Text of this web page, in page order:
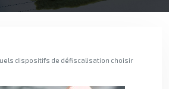
dispositifs de défiscalisation choisir